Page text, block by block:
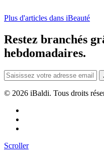
Plus d'articles dans iBeauté
Restez branchés
hebdomadaires.
© 2026 iBaldi. Tous droits
Scroller